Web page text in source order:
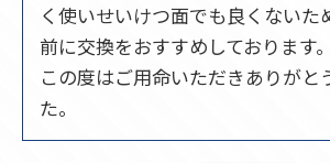
く使いせいけつ面でも良くないた
前に交換をおすすめしております。
この度はご用命いただきありがと
た。